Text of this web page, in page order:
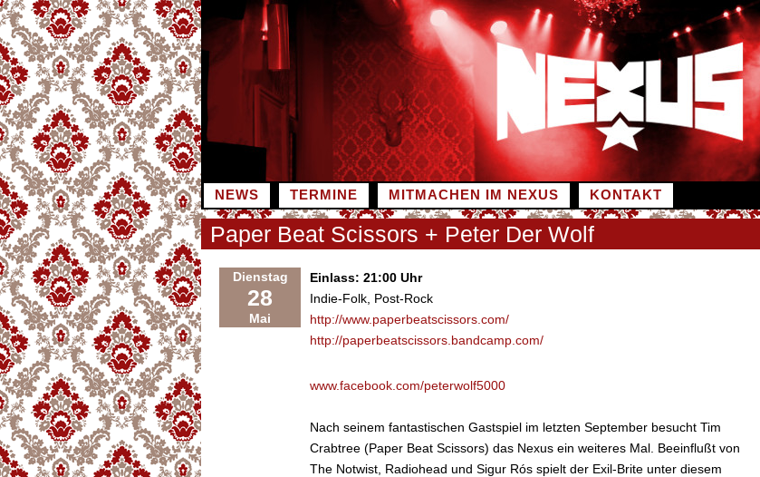
Zum
Inhalt
springen
NEWS TERMINE MITMACHEN IM NEXUS KONTAKT
Paper Beat Scissors + Peter Der Wolf
Dienstag
28
Mai
Einlass: 21:00 Uhr
Indie-Folk, Post-Rock
http://www.paperbeatscissors.com/
http://paperbeatscissors.bandcamp.com/
www.facebook.com/peterwolf5000
Nach seinem fantastischen Gastspiel im letzten September besucht Tim
Crabtree (Paper Beat Scissors) das Nexus ein weiteres Mal. Beeinflußt von
The Notwist, Radiohead und Sigur Rós spielt der Exil-Brite unter diesem